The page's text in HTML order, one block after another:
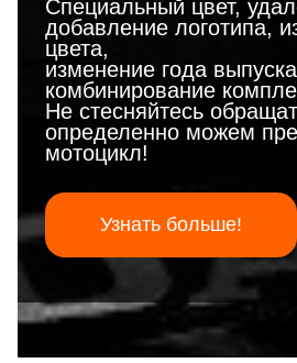
Специальный цвет,
добавление логотипа,
цвета,
изменение года
комбинирование
Не стесняйтесь
определенно можем
мотоцикл!
Узнать больше!